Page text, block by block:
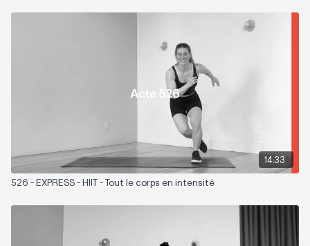
14:33
526 - EXPRESS - HIIT - Tout le corps en intensité